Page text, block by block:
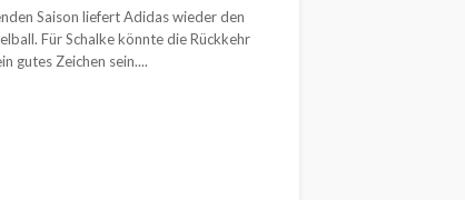
Saison liefert Adidas wieder den
Für Schalke könnte die Rückkehr
gutes Zeichen sein....